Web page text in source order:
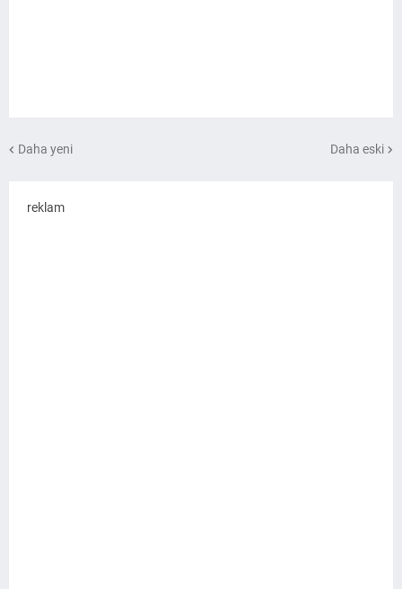
Daha yeni Daha eski
reklam